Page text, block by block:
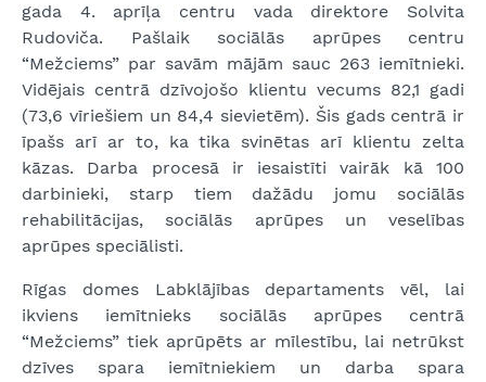
gada 4. aprīļa centru vada direktore Solvita
Rudoviča. Pašlaik sociālās aprūpes centru
“Mežciems” par savām mājām sauc 263 iemītnieki.
Vidējais centrā dzīvojošo klientu vecums 82,1 gadi
(73,6 vīriešiem un 84,4 sievietēm). Šis gads centrā ir
īpašs arī ar to, ka tika svinētas arī klientu zelta
kāzas. Darba procesā ir iesaistīti vairāk kā 100
darbinieki, starp tiem dažādu jomu sociālās
rehabilitācijas, sociālās aprūpes un veselības
aprūpes speciālisti.
Rīgas domes Labklājības departaments vēl, lai
ikviens iemītnieks sociālās aprūpes centrā
“Mežciems” tiek aprūpēts ar mīlestību, lai netrūkst
dzīves spara iemītniekiem un darba spara